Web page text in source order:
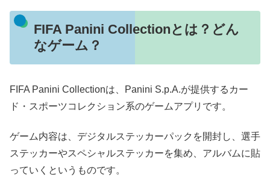
FIFA Panini Collectionとは？どん
なゲーム？
FIFA Panini Collectionは、Panini S.p.A.が提供するカー
ド・スポーツコレクション系のゲームアプリです。
ゲーム内容は、デジタルステッカーパックを開封し、選手
ステッカーやスペシャルステッカーを集め、アルバムに貼
っていくというものです。